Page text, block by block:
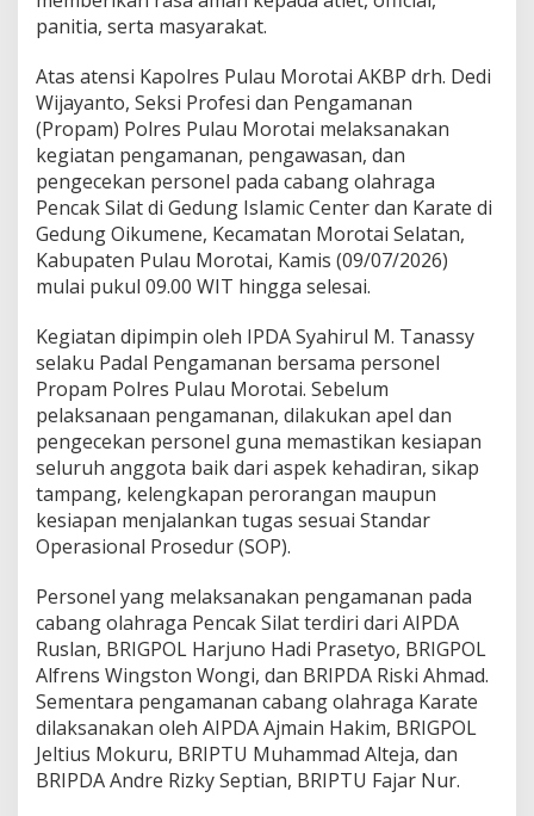
,
a
s
t
i
k
a
n
P
r
t
n
d
n
g
a
n
P
e
n
c
k
S
i
l
a
t
,
K
a
r
panitia, serta masyarakat.
Atas atensi Kapolres Pulau Morotai AKBP drh. Dedi
Wijayanto, Seksi Profesi dan Pengamanan
(Propam) Polres Pulau Morotai melaksanakan
kegiatan pengamanan, pengawasan, dan
pengecekan personel pada cabang olahraga
Pencak Silat di Gedung Islamic Center dan Karate di
Gedung Oikumene, Kecamatan Morotai Selatan,
Kabupaten Pulau Morotai, Kamis (09/07/2026)
mulai pukul 09.00 WIT hingga selesai.
Kegiatan dipimpin oleh IPDA Syahirul M. Tanassy
selaku Padal Pengamanan bersama personel
Propam Polres Pulau Morotai. Sebelum
pelaksanaan pengamanan, dilakukan apel dan
pengecekan personel guna memastikan kesiapan
seluruh anggota baik dari aspek kehadiran, sikap
tampang, kelengkapan perorangan maupun
kesiapan menjalankan tugas sesuai Standar
Operasional Prosedur (SOP).
Personel yang melaksanakan pengamanan pada
cabang olahraga Pencak Silat terdiri dari AIPDA
Ruslan, BRIGPOL Harjuno Hadi Prasetyo, BRIGPOL
Alfrens Wingston Wongi, dan BRIPDA Riski Ahmad.
Sementara pengamanan cabang olahraga Karate
dilaksanakan oleh AIPDA Ajmain Hakim, BRIGPOL
Jeltius Mokuru, BRIPTU Muhammad Alteja, dan
BRIPDA Andre Rizky Septian, BRIPTU Fajar Nur.